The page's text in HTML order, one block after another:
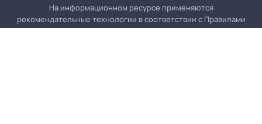
На информационном ресурсе применяются
рекомендательные технологии в соответствии с Правилами